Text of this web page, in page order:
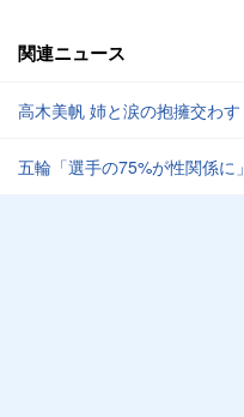
関連ニュース
高木美帆 姉と涙の抱擁交わす
五輪「選手の75%が性関係に」